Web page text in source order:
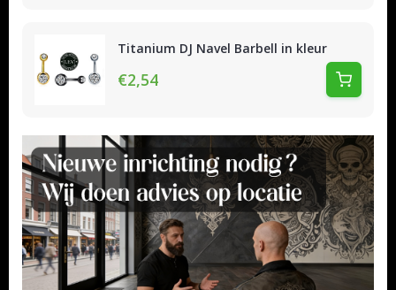
Titanium DJ Navel Barbell in kleur
€2,54